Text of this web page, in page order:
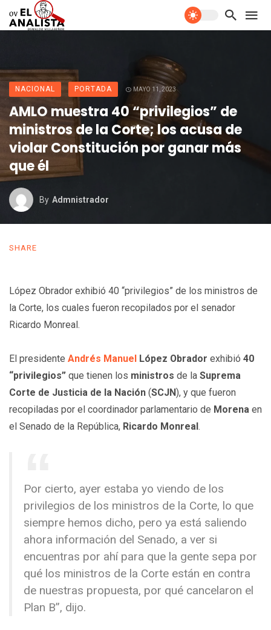
NACIONAL PORTADA MAYO 11, 2023
AMLO muestra 40 “privilegios” de
ministros de la Corte; los acusa de
violar Constitución por ganar más
que él
By Admnistrador
SHARE
López Obrador exhibió 40 “privilegios” de los ministros de
la Corte, los cuales fueron recopilados por el senador
Ricardo Monreal.
El presidente Andrés Manuel López Obrador exhibió 40
“privilegios” que tienen los ministros de la Suprema
Corte de Justicia de la Nación (SCJN), y que fueron
recopiladas por el coordinador parlamentario de Morena en
el Senado de la República, Ricardo Monreal.
Por cierto, ayer estaba yo viendo de los
privilegios de los ministros de la Corte, lo que
siempre hemos dicho, pero ya está saliendo
ahora información del Senado, a ver si
encuentras por ahí para que la gente sepa por
qué los ministros de la Corte están en contra
de nuestras propuesta, por qué cancelaron el
Plan B”, dijo.